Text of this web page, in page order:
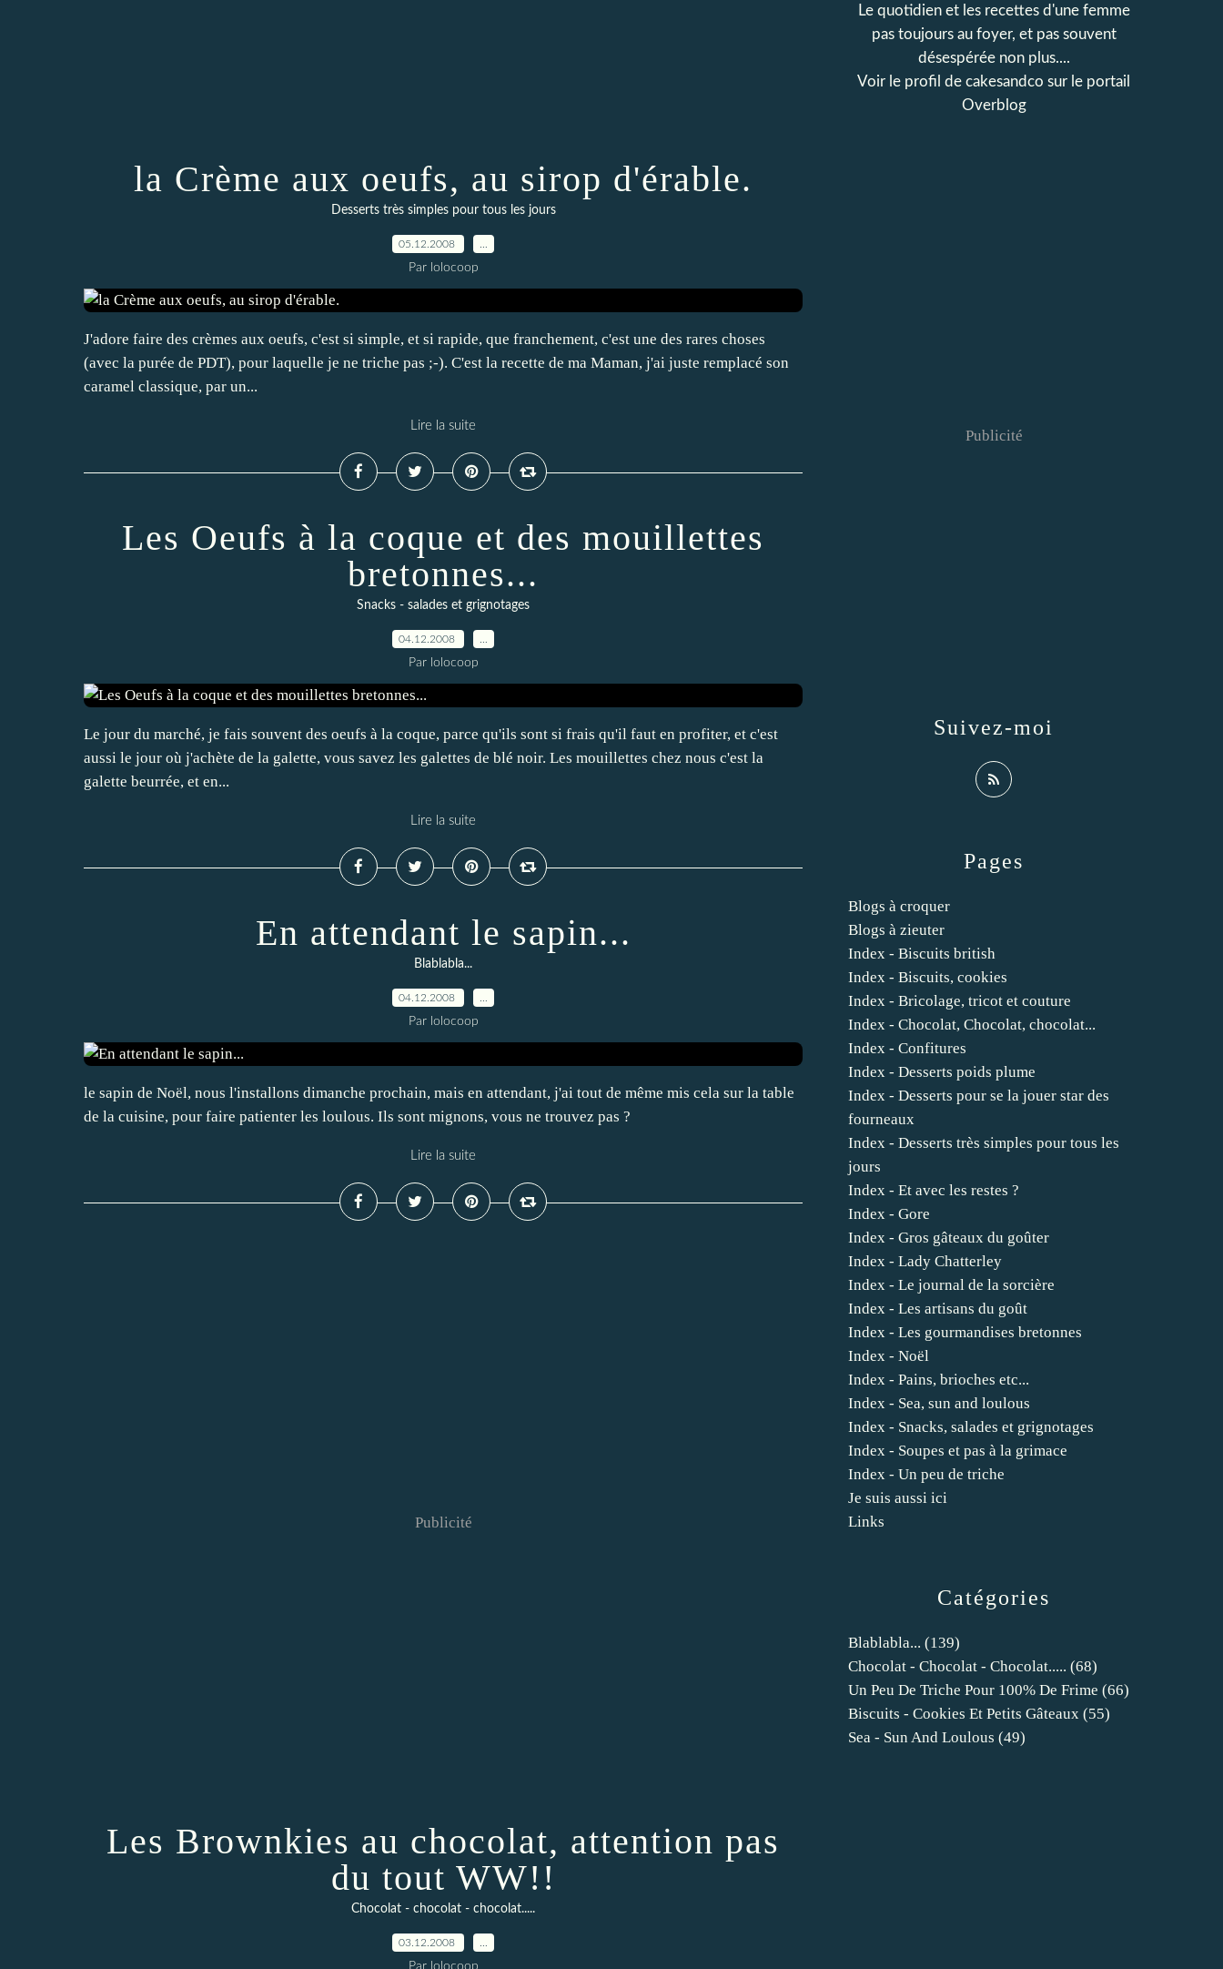
la Crème aux oeufs, au sirop d'érable.
Desserts très simples pour tous les jours
05.12.2008
Par lolocoop
J'adore faire des crèmes aux oeufs, c'est si simple, et si rapide, que franchement, c'est une des rares choses
(avec la purée de PDT), pour laquelle je ne triche pas ;-). C'est la recette de ma Maman, j'ai juste remplacé son
caramel classique, par un...
Lire la suite
Les Oeufs à la coque et des mouillettes
bretonnes...
Snacks - salades et grignotages
04.12.2008
Par lolocoop
Le jour du marché, je fais souvent des oeufs à la coque, parce qu'ils sont si frais qu'il faut en profiter, et c'est
aussi le jour où j'achète de la galette, vous savez les galettes de blé noir. Les mouillettes chez nous c'est la
galette beurrée, et en...
Lire la suite
En attendant le sapin...
Blablabla...
04.12.2008
Par lolocoop
le sapin de Noël, nous l'installons dimanche prochain, mais en attendant, j'ai tout de même mis cela sur la table
de la cuisine, pour faire patienter les loulous. Ils sont mignons, vous ne trouvez pas ?
Lire la suite
Publicité
Les Brownkies au chocolat, attention pas
du tout WW!!
Chocolat - chocolat - chocolat.....
03.12.2008
Par lolocoop
Catégories
Blablabla... (139)
Chocolat - Chocolat - Chocolat..... (68)
Un Peu De Triche Pour 100% De Frime (66)
Biscuits - Cookies Et Petits Gâteaux (55)
Sea - Sun And Loulous (49)
Pages
Blogs à croquer
Blogs à zieuter
Index - Biscuits british
Index - Biscuits, cookies
Index - Bricolage, tricot et couture
Index - Chocolat, Chocolat, chocolat...
Index - Confitures
Index - Desserts poids plume
Index - Desserts pour se la jouer star des
fourneaux
Index - Desserts très simples pour tous les
jours
Index - Et avec les restes ?
Index - Gore
Index - Gros gâteaux du goûter
Index - Lady Chatterley
Index - Le journal de la sorcière
Index - Les artisans du goût
Index - Les gourmandises bretonnes
Index - Noël
Index - Pains, brioches etc...
Index - Sea, sun and loulous
Index - Snacks, salades et grignotages
Index - Soupes et pas à la grimace
Index - Un peu de triche
Je suis aussi ici
Links
Le quotidien et les recettes d'une femme
pas toujours au foyer, et pas souvent
désespérée non plus....
Voir le profil de cakesandco sur le portail
Overblog
Suivez-moi
Publicité